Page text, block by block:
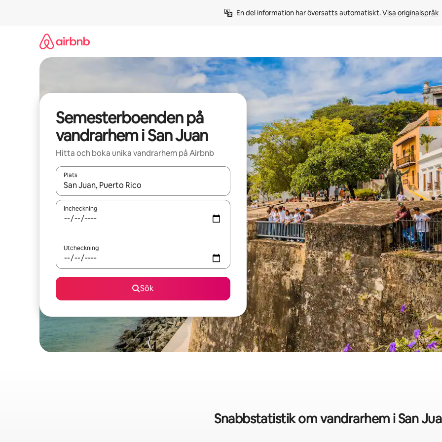
En del information har översatts automatiskt. Visa originalspråk
Semesterboenden på
vandrarhem i San Juan
Hitta och boka unika vandrarhem på Airbnb
Plats
När resultaten är tillgängliga kan du navigera med upp- och nedåtpilarna eller utforska genom att trycka eller svepa.
Incheckning
Utcheckning
Sök
Snabbstatistik om vandrarhem i San